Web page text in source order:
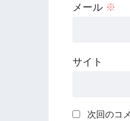
メール ※
サイト
次回のコ